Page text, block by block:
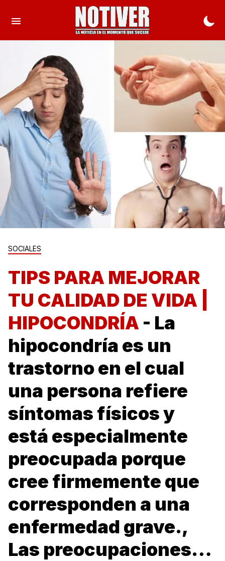
SOCIALES
TIPS PARA MEJORAR
TU CALIDAD DE VIDA |
HIPOCONDRÍA - La
hipocondría es un
trastorno en el cual
una persona refiere
síntomas físicos y
está especialmente
preocupada porque
cree firmemente que
corresponden a una
enfermedad grave.,
Las preocupaciones…